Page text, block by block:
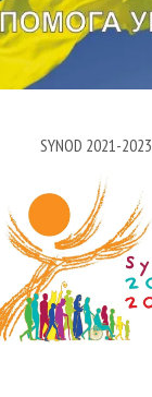
SYNOD 2021-2023